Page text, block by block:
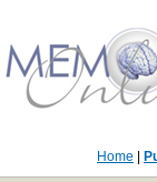
Home